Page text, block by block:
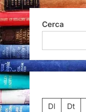
Cerca
Dl
Dt